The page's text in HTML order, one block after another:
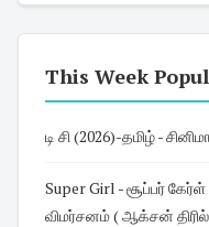
This Week
டி சி (2026)-தமிழ் -
Super Girl - சூப்பர்
விமர்சனம் ( ஆக்சன்